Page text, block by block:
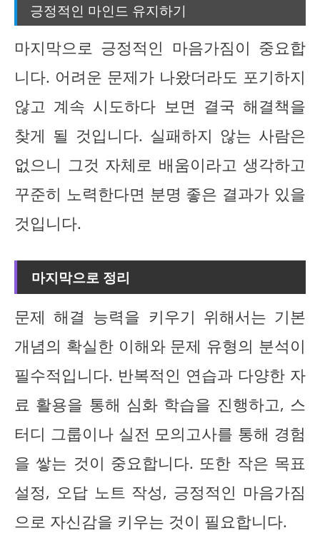
긍정적인 마인드 유지하기
마지막으로 긍정적인 마음가짐이 중요합
니다. 어려운 문제가 나왔더라도 포기하지
않고 계속 시도하다 보면 결국 해결책을
찾게 될 것입니다. 실패하지 않는 사람은
없으니 그것 자체로 배움이라고 생각하고
꾸준히 노력한다면 분명 좋은 결과가 있을
것입니다.
마지막으로 정리
문제 해결 능력을 키우기 위해서는 기본
개념의 확실한 이해와 문제 유형의 분석이
필수적입니다. 반복적인 연습과 다양한 자
료 활용을 통해 심화 학습을 진행하고, 스
터디 그룹이나 실전 모의고사를 통해 경험
을 쌓는 것이 중요합니다. 또한 작은 목표
설정, 오답 노트 작성, 긍정적인 마음가짐
으로 자신감을 키우는 것이 필요합니다.